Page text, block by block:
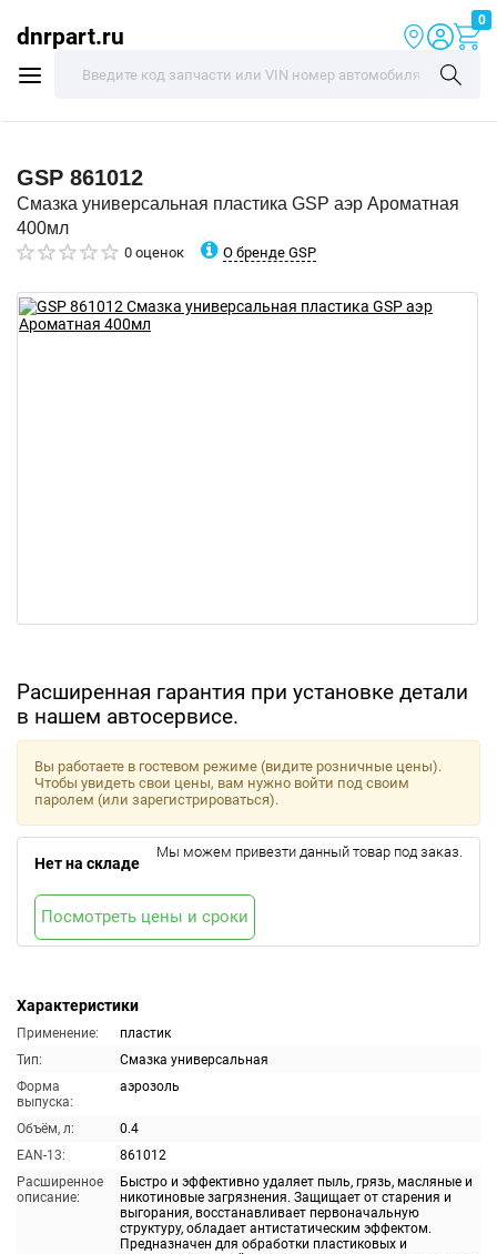
dnrpart.ru
0
GSP 861012
Смазка универсальная пластика GSP аэр Ароматная
400мл
0 оценок О бренде GSP
Расширенная гарантия при установке детали
в нашем автосервисе.
Характеристики
Применение:
пластик
Тип:
Смазка универсальная
Форма
выпуска:
аэрозоль
Объём, л:
0.4
EAN-13:
861012
Расширенное
описание:
Быстро и эффективно удаляет пыль, грязь, масляные и
никотиновые загрязнения. Защищает от старения и
выгорания, восстанавливает первоначальную
структуру, обладает антистатическим эффектом.
Предназначен для обработки пластиковых и
Вы работаете в гостевом режиме (видите розничные цены).
Чтобы увидеть свои цены, вам нужно войти под своим
паролем (или зарегистрироваться).
Нет на складе
Мы можем привезти данный товар под заказ.
Посмотреть цены и сроки